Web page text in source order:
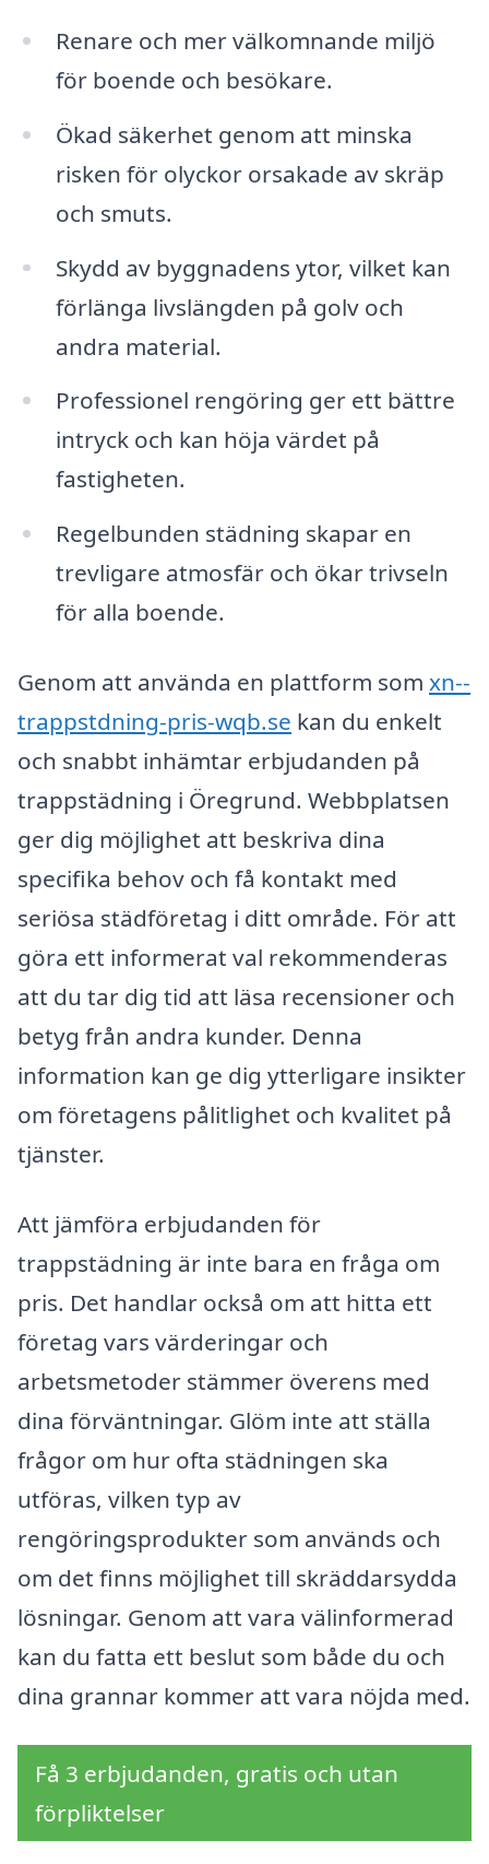
Renare och mer välkomnande miljö
för boende och besökare.
Ökad säkerhet genom att minska
risken för olyckor orsakade av skräp
och smuts.
Skydd av byggnadens ytor, vilket kan
förlänga livslängden på golv och
andra material.
Professionel rengöring ger ett bättre
intryck och kan höja värdet på
fastigheten.
Regelbunden städning skapar en
trevligare atmosfär och ökar trivseln
för alla boende.
Genom att använda en plattform som xn--
trappstdning-pris-wqb.se kan du enkelt
och snabbt inhämtar erbjudanden på
trappstädning i Öregrund. Webbplatsen
ger dig möjlighet att beskriva dina
specifika behov och få kontakt med
seriösa städföretag i ditt område. För att
göra ett informerat val rekommenderas
att du tar dig tid att läsa recensioner och
betyg från andra kunder. Denna
information kan ge dig ytterligare insikter
om företagens pålitlighet och kvalitet på
tjänster.
Att jämföra erbjudanden för
trappstädning är inte bara en fråga om
pris. Det handlar också om att hitta ett
företag vars värderingar och
arbetsmetoder stämmer överens med
dina förväntningar. Glöm inte att ställa
frågor om hur ofta städningen ska
utföras, vilken typ av
rengöringsprodukter som används och
om det finns möjlighet till skräddarsydda
lösningar. Genom att vara välinformerad
kan du fatta ett beslut som både du och
dina grannar kommer att vara nöjda med.
Få 3 erbjudanden, gratis och utan
förpliktelser